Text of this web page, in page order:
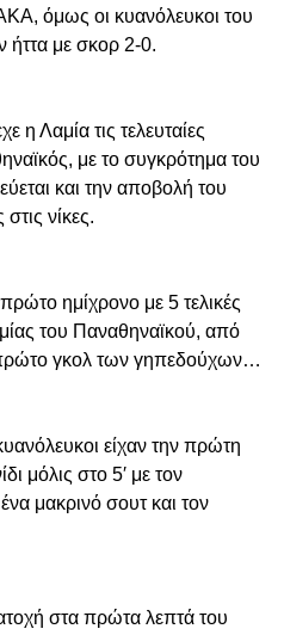
όμως οι κυανόλευκοι του
ήττα με σκορ 2-0.
η Λαμία τις τελευταίες
με το συγκρότημα του
και την αποβολή του
νίκες.
ημίχρονο με 5 τελικές
του Παναθηναϊκού, από
γκολ των γηπεδούχων…
νόλευκοι είχαν την πρώτη
μόλις στο 5′ με τον
μακρινό σουτ και τον
στα πρώτα λεπτά του